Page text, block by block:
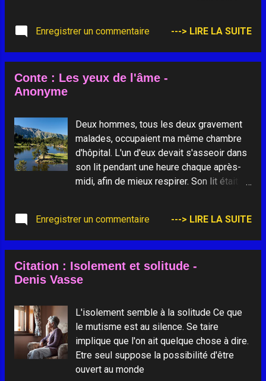
Enregistrer un commentaire ---> LIRE LA SUITE
Conte : Les yeux de l'âme -
Anonyme
Deux hommes, tous les deux gravement
malades, occupaient ma même chambre
d'hôpital. L'un d'eux devait s'asseoir dans
son lit pendant une heure chaque après-
midi, afin de mieux respirer. Son lit était à
sur le dos. Les deux compagnons
d'infortune se parlaient pendant les
heures. Ils parlaient de leurs épouses et
familles, décrivaient leur maison, leur
travail, leur participation dans le service
en vacances. Et chaque après-midi, quand
l'homme dans le lit près de la fenêtre
pouvait s'asseoir, il passait le temps à
décrire à son compagnon de chambre tout
ce qu'il voyait dehors. L'homme dans
Enregistrer un commentaire ---> LIRE LA SUITE
Citation : Isolement et solitude -
Denis Vasse
L'isolement semble à la solitude Ce que
le mutisme est au silence. Se taire
implique que l'on ait quelque chose à dire.
Etre seul suppose la possibilité d'être
ouvert au monde